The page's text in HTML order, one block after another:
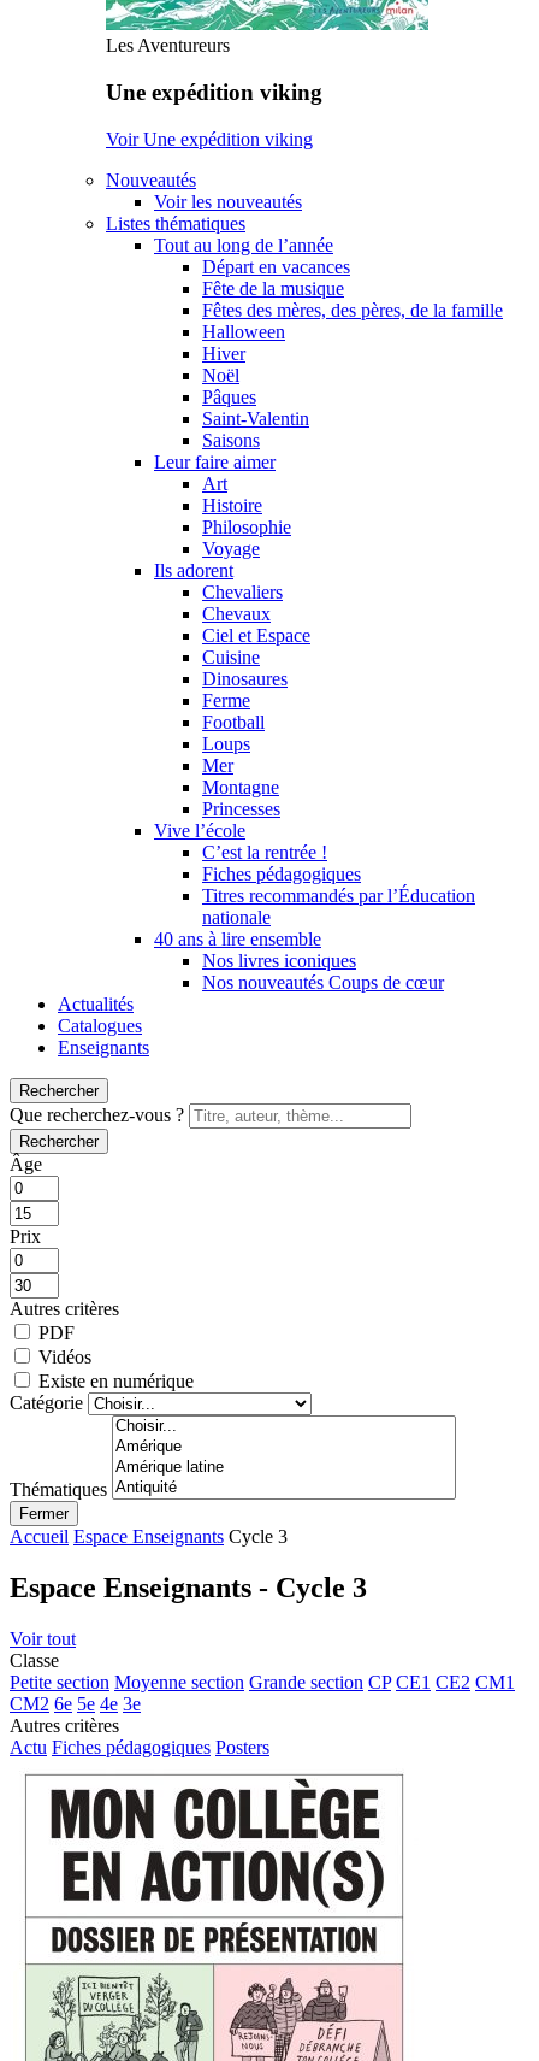
Les Aventureurs
Une expédition viking
Voir Une expédition viking
Nouveautés
Voir les nouveautés
Listes thématiques
Tout au long de l’année
Départ en vacances
Fête de la musique
Fêtes des mères, des pères, de la famille
Halloween
Hiver
Noël
Pâques
Saint-Valentin
Saisons
Leur faire aimer
Art
Histoire
Philosophie
Voyage
Ils adorent
Chevaliers
Chevaux
Ciel et Espace
Cuisine
Dinosaures
Ferme
Football
Loups
Mer
Montagne
Princesses
Vive l’école
C’est la rentrée !
Fiches pédagogiques
Titres recommandés par l’Éducation
nationale
40 ans à lire ensemble
Nos livres iconiques
Nos nouveautés Coups de cœur
Actualités
Catalogues
Enseignants
Rechercher
Que recherchez-vous ?
Rechercher
Âge
Prix
Autres critères
PDF
Vidéos
Existe en numérique
Catégorie
Thématiques
Fermer
Accueil Espace Enseignants Cycle 3
Espace Enseignants - Cycle 3
Voir tout
Classe
Petite section Moyenne section Grande section CP CE1 CE2 CM1
CM2 6e 5e 4e 3e
Autres critères
Actu Fiches pédagogiques Posters